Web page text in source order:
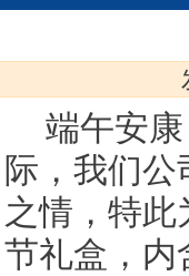
端午安
际，我们
之情，特此
节礼盒，内